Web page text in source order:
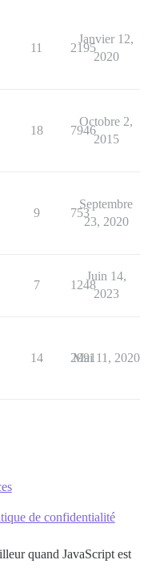
11 2195
Janvier 12,
2020
18 7946
Octobre 2,
2015
9 753
Septembre
23, 2020
7 1248
Juin 14,
2023
14 2991
Mai 11, 2020
de confidentialité
quand JavaScript est